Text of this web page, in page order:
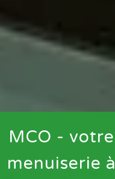
MCO - votre
menuiserie à